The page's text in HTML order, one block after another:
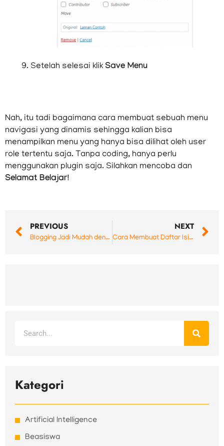
Setelah selesai klik Save Menu
Nah, itu tadi bagaimana cara membuat sebuah menu
navigasi yang dinamis sehingga kalian bisa
menampilkan menu yang hanya bisa dilihat oleh user
role tertentu saja. Tanpa coding, hanya perlu
menggunakan plugin saja. Silahkan mencoba dan
Selamat Belajar!
PREVIOUS
Blogging Jadi Mudah dengan Aplikasi Android WordPress
NEXT
Cara Membuat Daftar Isi Otomatis di WordPress
Kategori
Artificial Intelligence
Beasiswa